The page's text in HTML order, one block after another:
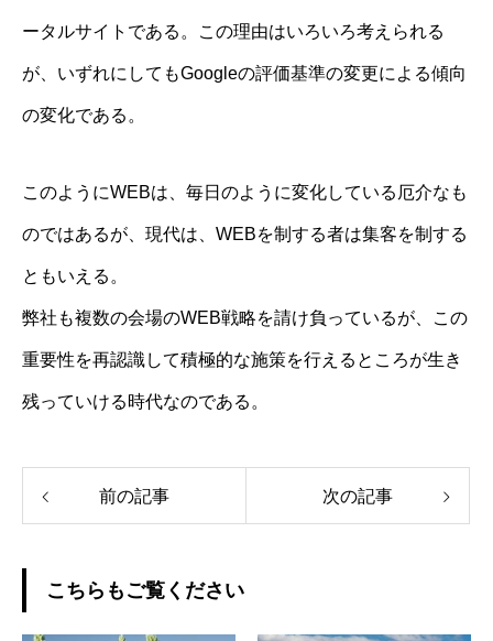
ータルサイトである。この理由はいろいろ考えられる
が、いずれにしてもGoogleの評価基準の変更による傾向
の変化である。
このようにWEBは、毎日のように変化している厄介なも
のではあるが、現代は、WEBを制する者は集客を制する
ともいえる。
弊社も複数の会場のWEB戦略を請け負っているが、この
重要性を再認識して積極的な施策を行えるところが生き
残っていける時代なのである。
前の記事 次の記事
こちらもご覧ください